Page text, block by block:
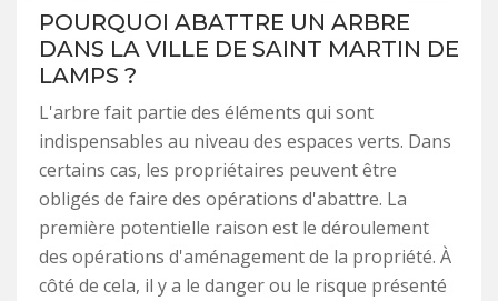
POURQUOI ABATTRE UN ARBRE
DANS LA VILLE DE SAINT MARTIN DE
LAMPS ?
L'arbre fait partie des éléments qui sont
indispensables au niveau des espaces verts. Dans
certains cas, les propriétaires peuvent être
obligés de faire des opérations d'abattre. La
première potentielle raison est le déroulement
des opérations d'aménagement de la propriété. À
côté de cela, il y a le danger ou le risque présenté